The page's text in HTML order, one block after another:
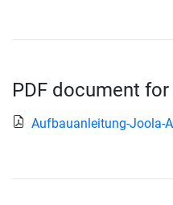
PDF document
Aufbauanleitung-Joola-